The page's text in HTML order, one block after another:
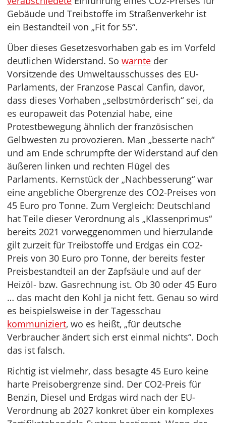
Gebäude und Treibstoffe im Straßenverkehr ist
ein Bestandteil von „Fit for 55“.
Über dieses Gesetzesvorhaben gab es im Vorfeld
deutlichen Widerstand. So warnte der
Vorsitzende des Umweltausschusses des EU-
Parlaments, der Franzose Pascal Canfin, davor,
dass dieses Vorhaben „selbstmörderisch“ sei, da
es europaweit das Potenzial habe, eine
Protestbewegung ähnlich der französischen
Gelbwesten zu provozieren. Man „besserte nach“
und am Ende schrumpfte der Widerstand auf den
äußeren linken und rechten Flügel des
Parlaments. Kernstück der „Nachbesserung“ war
eine angebliche Obergrenze des CO2-Preises von
45 Euro pro Tonne. Zum Vergleich: Deutschland
hat Teile dieser Verordnung als „Klassenprimus“
bereits 2021 vorweggenommen und hierzulande
gilt zurzeit für Treibstoffe und Erdgas ein CO2-
Preis von 30 Euro pro Tonne, der bereits fester
Preisbestandteil an der Zapfsäule und auf der
Heizöl- bzw. Gasrechnung ist. Ob 30 oder 45 Euro
… das macht den Kohl ja nicht fett. Genau so wird
es beispielsweise in der Tagesschau
kommuniziert, wo es heißt, „für deutsche
Verbraucher ändert sich erst einmal nichts“. Doch
das ist falsch.
Richtig ist vielmehr, dass besagte 45 Euro keine
harte Preisobergrenze sind. Der CO2-Preis für
Benzin, Diesel und Erdgas wird nach der EU-
Verordnung ab 2027 konkret über ein komplexes